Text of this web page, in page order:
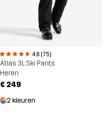
4.6 (75)
Atlas 3L Ski Pants
Heren
€ 249
2 kleuren